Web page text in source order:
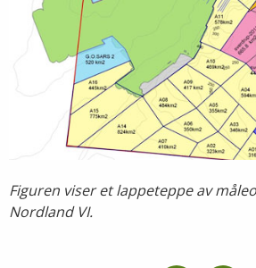
Figuren viser et lappeteppe av
Nordland VI.